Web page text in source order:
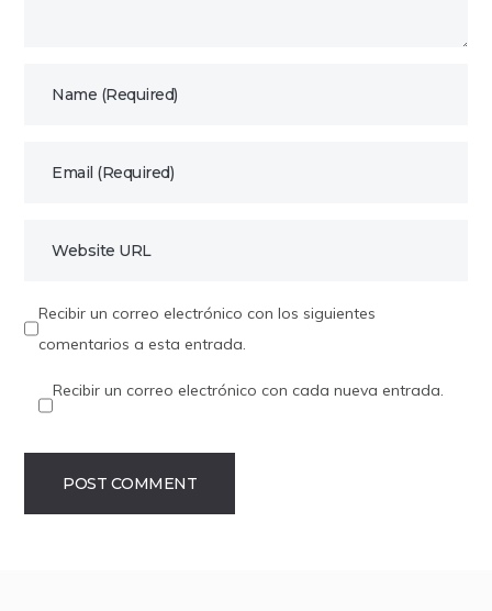
Recibir un correo electrónico con los siguientes
comentarios a esta entrada.
Recibir un correo electrónico con cada nueva entrada.